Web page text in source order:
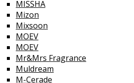
MISSHA
Mizon
Mixsoon
MOEV
MOEV
Mr&Mrs Fragrance
Muldream
M-Cerade